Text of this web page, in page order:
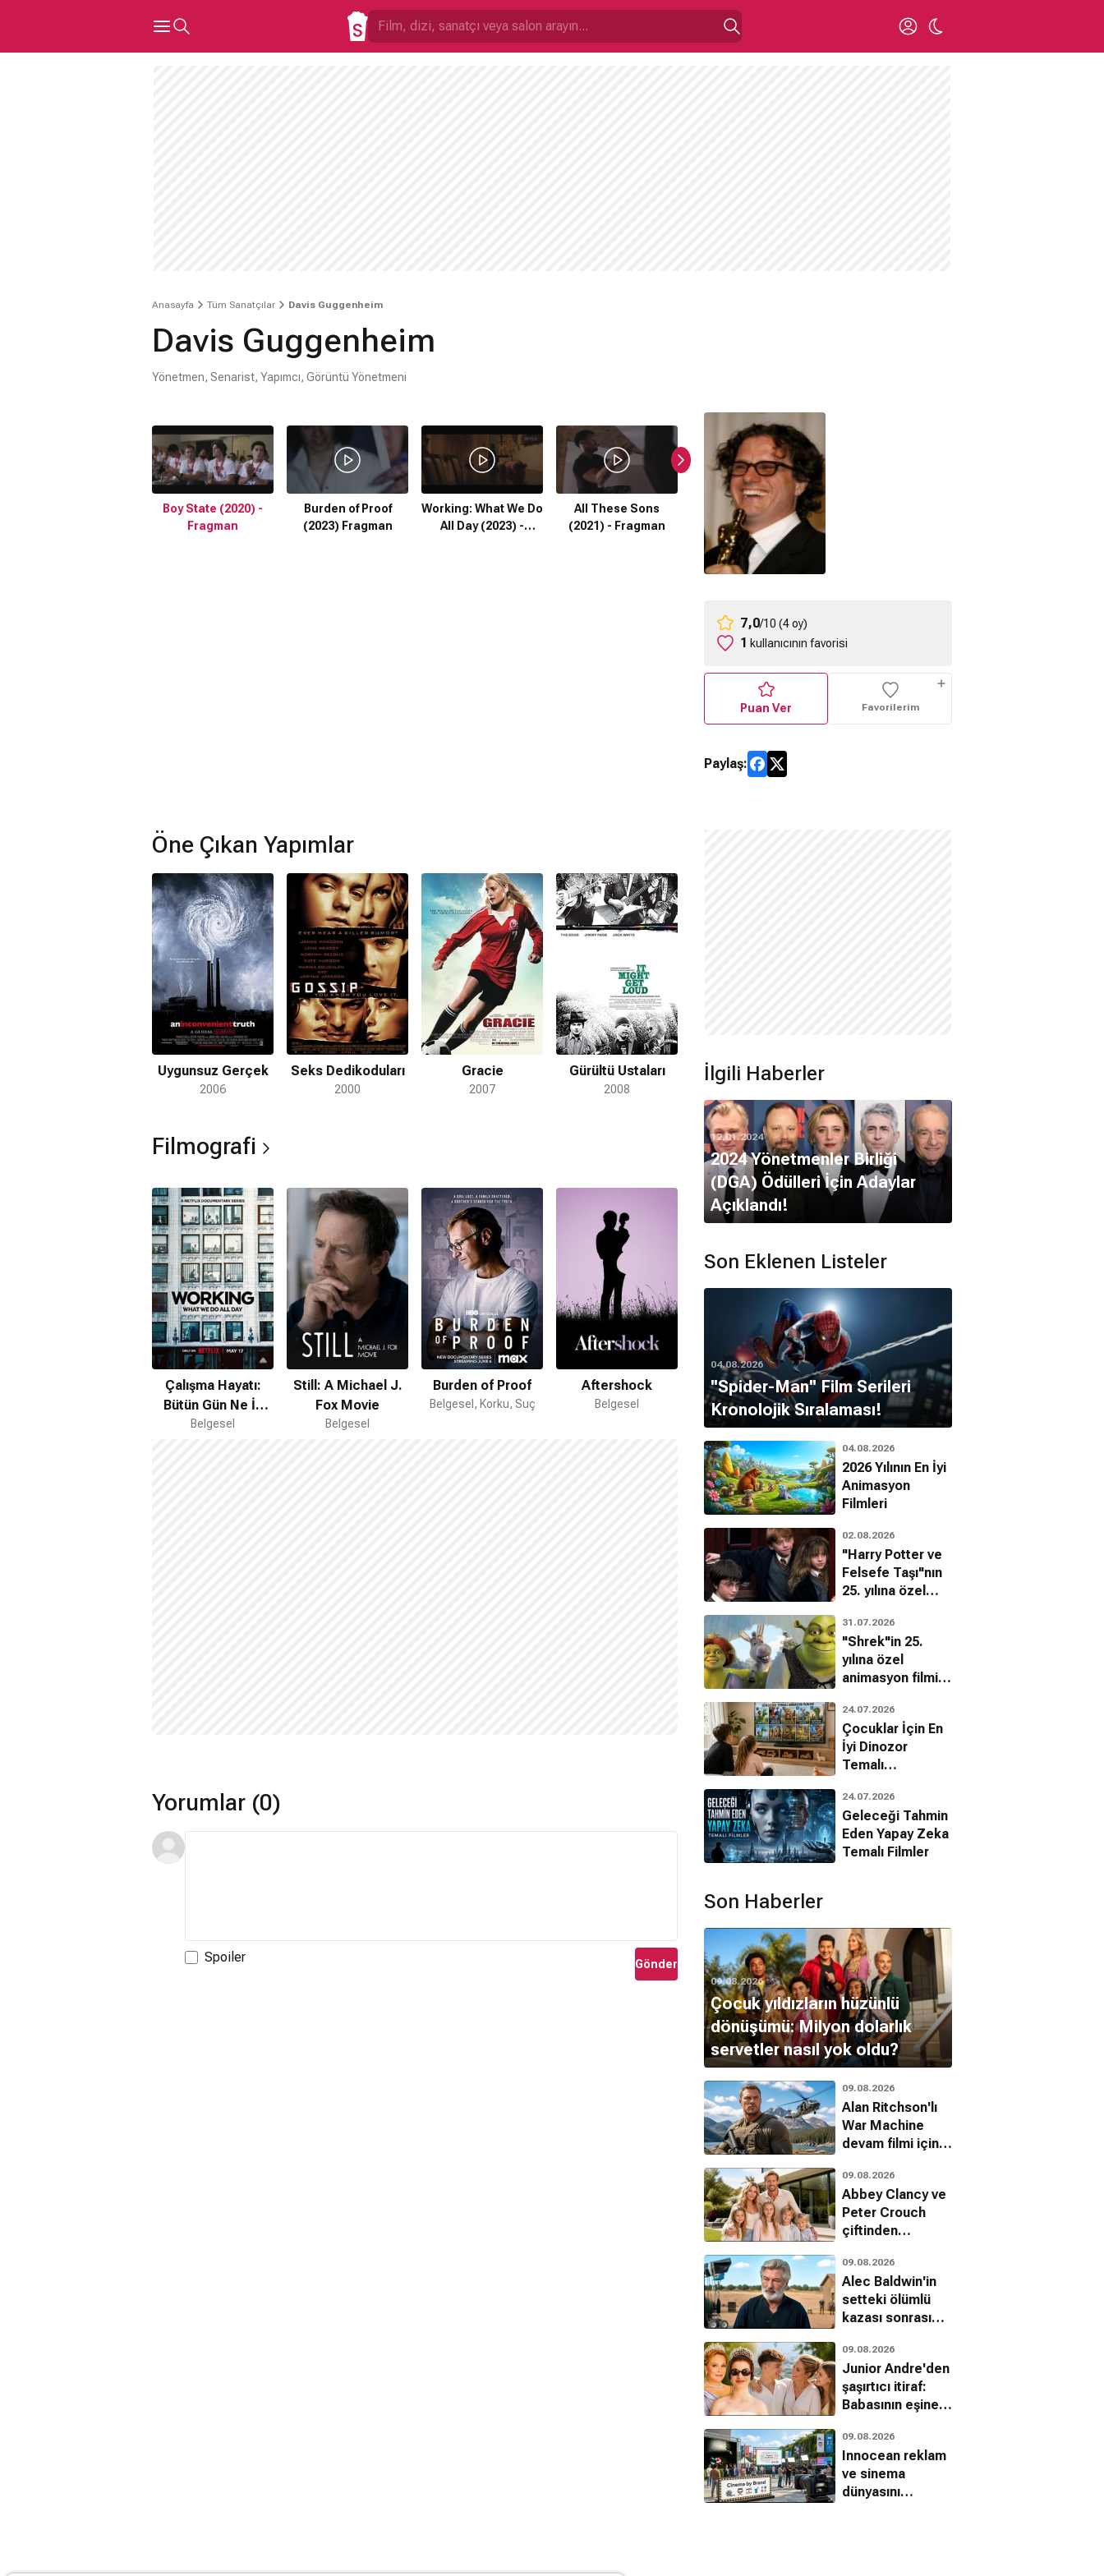
Anasayfa Tüm Sanatçılar Davis Guggenheim
Davis Guggenheim
Yönetmen, Senarist, Yapımcı, Görüntü Yönetmeni
Boy State (2020) -
Fragman
Burden of Proof
(2023) Fragman
Working: What We Do
All Day (2023) -
All These Sons
(2021) - Fragman
Still: A Michael J. Fox
Movie (2023) -
Fragman
7,0/10 (4 oy)
1 kullanıcının favorisi
Puan Ver Favorilerim
Paylaş:
Öne Çıkan Yapımlar
Uygunsuz Gerçek
2006
Seks Dedikoduları
2000
Gracie
2007
Gürültü Ustaları
2008
Filmografi
Çalışma Hayatı:
Bütün Gün Ne İş
Yapıyoruz?
Belgesel
Still: A Michael J.
Fox Movie
Belgesel
Burden of Proof
Belgesel, Korku, Suç
Aftershock
Belgesel
Yorumlar (0)
Spoiler Gönder
İlgili Haberler
12.01.2024
2024 Yönetmenler Birliği
(DGA) Ödülleri İçin Adaylar
Açıklandı!
Son Eklenen Listeler
04.08.2026
''Spider-Man'' Film Serileri
Kronolojik Sıralaması!
04.08.2026
2026 Yılının En İyi
Animasyon
Filmleri
02.08.2026
"Harry Potter ve
Felsefe Taşı"nın
25. yılına özel
bilinmeyenleri!
31.07.2026
"Shrek"in 25.
yılına özel
animasyon filmin
24.07.2026
Çocuklar İçin En
İyi Dinozor
Temalı
Filmleri
24.07.2026
Geleceği Tahmin
Eden Yapay Zeka
Temalı Filmler
Son Haberler
09.08.2026
Çocuk yıldızların hüzünlü
dönüşümü: Milyon dolarlık
servetler nasıl yok oldu?
09.08.2026
Alan Ritchson'lı
War Machine
devam filmi için
09.08.2026
Abbey Clancy ve
Peter Crouch
çiftinden
realite şov
hamlesi
09.08.2026
Alec Baldwin'in
setteki ölümlü
kazası sonrası
mücadelesinde
yeni gelişme
09.08.2026
Junior Andre'den
şaşırtıcı itiraf:
Babasının eşine
09.08.2026
Innocean reklam
ve sinema
dünyasını